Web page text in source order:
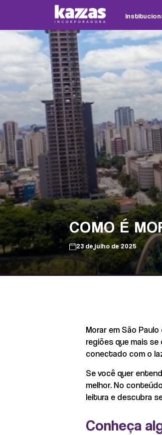
COMO É
23 de julho de 2025
Morar em São
regiões que mais
conectado com o
Se você quer
melhor. No
leitura e descubra
Conheça